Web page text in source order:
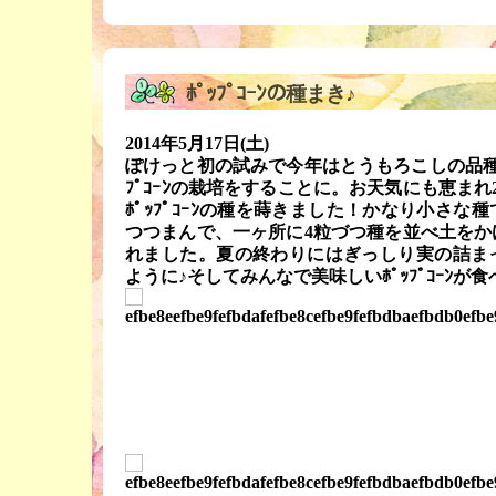
ﾎﾟｯﾌﾟｺｰﾝの種まき♪
2014年5月17日(土)
ぽけっと初の試みで今年はとうもろこしの品
ﾌﾟｺｰﾝの栽培をすることに。お天気にも恵ま
ﾎﾟｯﾌﾟｺｰﾝの種を蒔きました！かなり小さな
つつまんで、一ヶ所に4粒づつ種を並べ土を
れました。夏の終わりにはぎっしり実の詰
ように♪そしてみんなで美味しいﾎﾟｯﾌﾟｺｰﾝが